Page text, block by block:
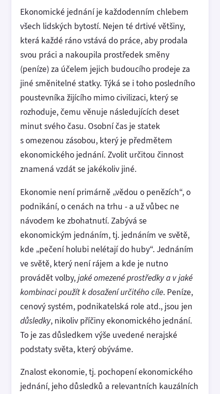
Ekonomické jednání je každodenním chlebem
všech lidských bytostí. Nejen té drtivé většiny,
která každé ráno vstává do práce, aby prodala
svou práci a nakoupila prostředek směny
(peníze) za účelem jejich budoucího prodeje za
jiné směnitelné statky. Týká se i toho posledního
poustevníka žijícího mimo civilizaci, který se
rozhoduje, čemu věnuje následujících deset
minut svého času. Osobní čas je statek
s omezenou zásobou, který je předmětem
ekonomického jednání. Zvolit určitou činnost
znamená vzdát se jakékoliv jiné.
Ekonomie není primárně „vědou o penězích“, o
podnikání, o cenách na trhu - a už vůbec ne
návodem ke zbohatnutí. Zabývá se
ekonomickým jednáním, tj. jednáním ve světě,
kde „pečení holubi nelétají do huby“. Jednáním
ve světě, který není rájem a kde je nutno
provádět volby,jaké omezené prostředky a v jaké
kombinaci použít k dosažení určitého cíle. Peníze,
cenový systém, podnikatelská role atd., jsou jen
důsledky, nikoliv příčiny ekonomického jednání.
To je zas důsledkem výše uvedené nerajské
podstaty světa, který obýváme.
Znalost ekonomie, tj. pochopení ekonomického
jednání, jeho důsledků a relevantních kauzálních